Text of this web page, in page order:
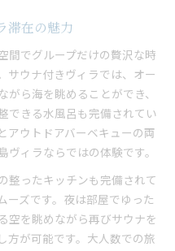
滞在の魅力
間でグループだけの贅沢な時
サウナ付きヴィラでは、オー
ら海を眺めることができ、
できる水風呂も完備されてい
アウトドアバーベキューの両
ィラならではの体験です。
整ったキッチンも完備されて
ーズです。夜は部屋でゆった
空を眺めながら再びサウナを
方が可能です。大人数での旅